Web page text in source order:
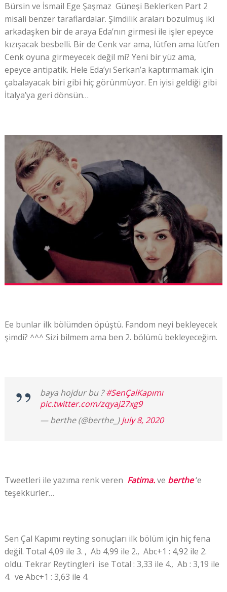
Bürsin ve İsmail Ege Şaşmaz Güneşi Beklerken Part 2
misali benzer taraflardalar. Şimdilik araları bozulmuş iki
arkadaşken bir de araya Eda’nın girmesi ile işler epeyce
kızışacak besbelli. Bir de Cenk var ama, lütfen ama lütfen
Cenk oyuna girmeyecek değil mi? Yeni bir yüz ama,
epeyce antipatik. Hele Eda’yı Serkan’a kaptırmamak için
çabalayacak biri gibi hiç görünmüyor. En iyisi geldiği gibi
İtalya’ya geri dönsün…
Ee bunlar ilk bölümden öpüştü. Fandom neyi bekleyecek
şimdi? ^^^ Sizi bilmem ama ben 2. bölümü bekleyeceğim.
baya hojdur bu ?#SenÇalKapımı
pic.twitter.com/zqyaj27xg9
— berthe (@berthe_)July 8, 2020
Tweetleri ile yazıma renk veren Fatima.ve berthe‘e
teşekkürler…
Sen Çal Kapımı reyting sonuçları ilk bölüm için hiç fena
değil. Total 4,09 ile 3. , Ab 4,99 ile 2., Abc+1 : 4,92 ile 2.
oldu. Tekrar Reytingleri ise Total : 3,33 ile 4., Ab : 3,19 ile
4. ve Abc+1 : 3,63 ile 4.